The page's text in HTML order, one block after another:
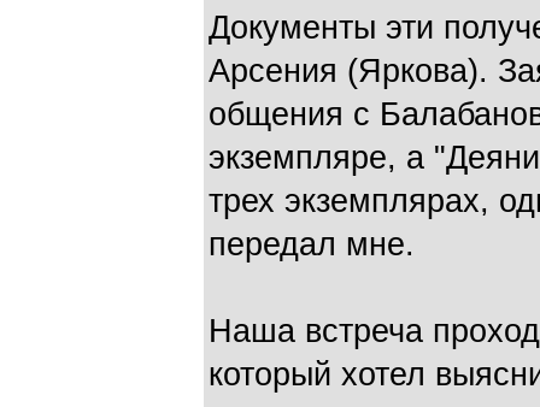
Документы эти
Арсения (Яркова).
общения с
экземпляре, а
трех экземплярах,
передал мне.
Наша встреча
который хотел